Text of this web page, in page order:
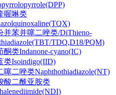
喔啉类
并苯并噻二唑类/DiThieno-
TDQ,D18/PQM)
酮类Indanone-cyano(IC)
类Isoindigo(IID)
噻二唑类Naphthothiadiazole(NT)
酸二酰亚胺类